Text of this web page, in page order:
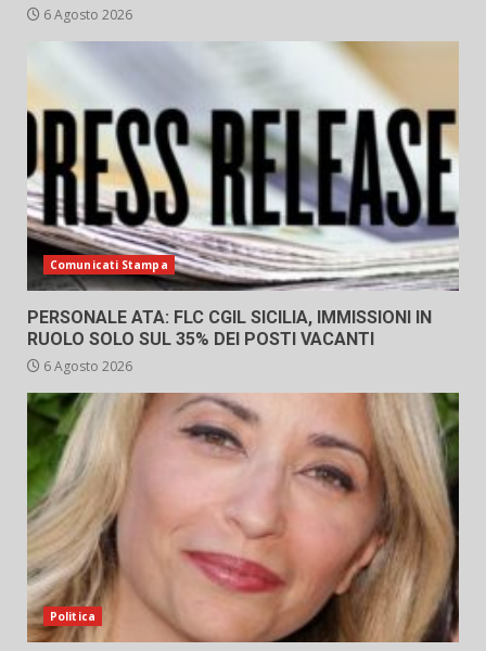
6 Agosto 2026
Comunicati Stampa
PERSONALE ATA: FLC CGIL SICILIA, IMMISSIONI IN
RUOLO SOLO SUL 35% DEI POSTI VACANTI
6 Agosto 2026
Politica